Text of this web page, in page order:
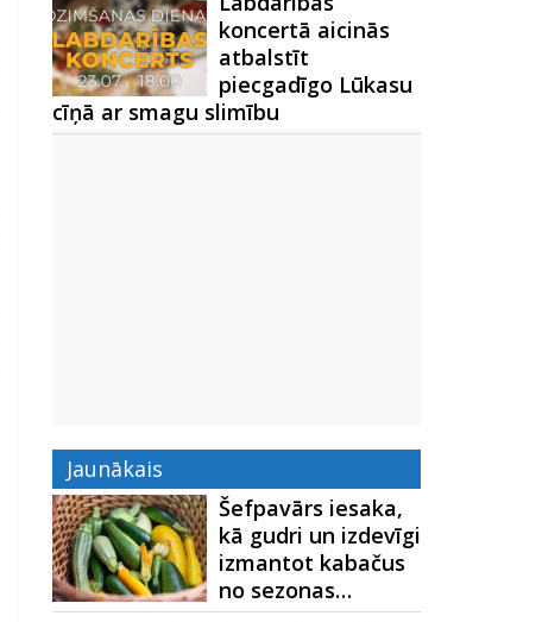
koncertā aicinās
atbalstīt
piecgadīgo Lūkasu
cīņā ar smagu slimību
Jaunākais
Šefpavārs iesaka,
kā gudri un izdevīgi
izmantot kabačus
no sezonas…